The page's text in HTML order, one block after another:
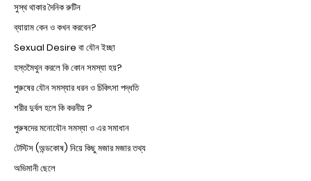
সুস্থ থাকার দৈনিক রুটিন
ব্যায়াম কেন ও কখন করবেন?
Sexual Desire বা যৌন ইচ্ছা
হস্তমৈথুন করলে কি কোন সমস্যা হয়?
পুরুষের যৌন সমস্যার ধরন ও চিকিৎসা পদ্ধতি
শরীর দুর্বল হলে কি করনীয় ?
পুরুষদের মনোযৌন সমস্যা ও এর সমাধান
টেস্টিস (অন্ডকোষ) নিয়ে কিছু মজার মজার তথ্য
অভিমানী ছেলে